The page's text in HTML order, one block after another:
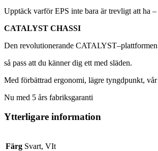
Upptäck varför EPS inte bara är trevligt att ha –
CATALYST CHASSI
Den revolutionerande CATALYST–plattformen
så pass att du känner dig ett med släden.
Med förbättrad ergonomi, lägre tyngdpunkt, vår
Nu med 5 års fabriksgaranti
Ytterligare information
Färg Svart, VIt